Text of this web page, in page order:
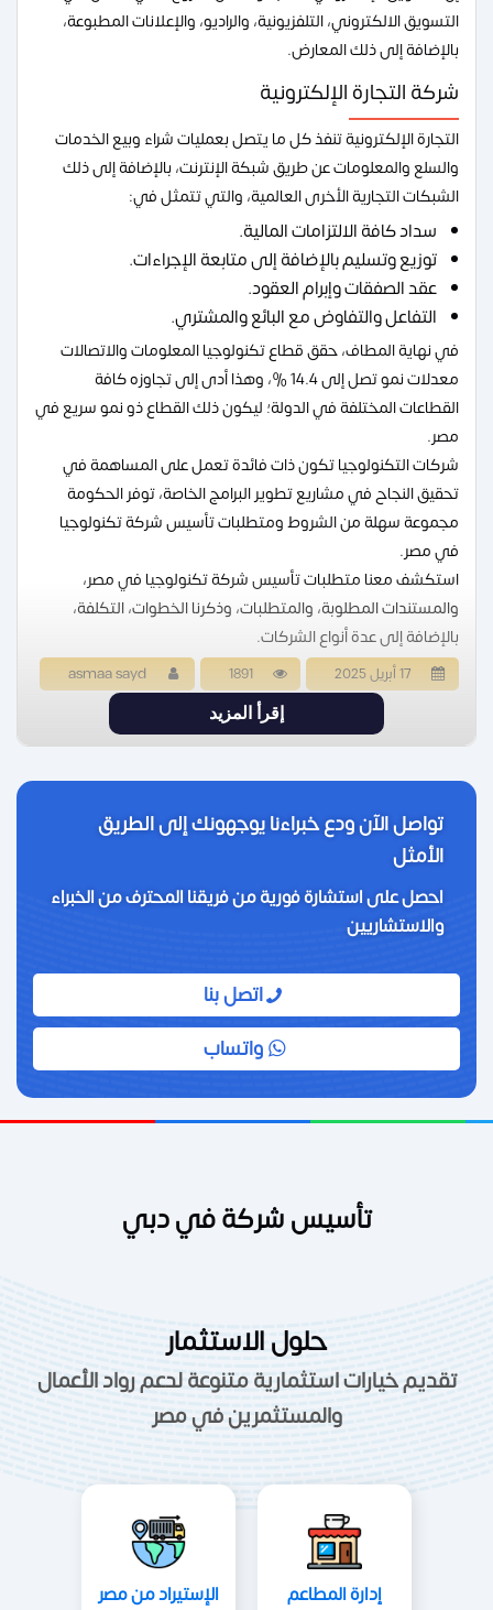
التسويق الالكتروني، التلفزيونية، والراديو، والإعلانات المطبوعة،
بالإضافة إلى ذلك المعارض.
شركة التجارة الإلكترونية
التجارة الإلكترونية تنفذ كل ما يتصل بعمليات شراء وبيع الخدمات
والسلع والمعلومات عن طريق شبكة الإنترنت، بالإضافة إلى ذلك
الشبكات التجارية الأخرى العالمية، والتي تتمثل في:
سداد كافة الالتزامات المالية.
توزيع وتسليم بالإضافة إلى متابعة الإجراءات.
عقد الصفقات وإبرام العقود.
التفاعل والتفاوض مع البائع والمشتري.
في نهاية المطاف، حقق قطاع تكنولوجيا المعلومات والاتصالات
معدلات نمو تصل إلى 14.4 %، وهذا أدى إلى تجاوزه كافة
القطاعات المختلفة في الدولة؛ ليكون ذلك القطاع ذو نمو سريع في
مصر.
شركات التكنولوجيا تكون ذات فائدة تعمل على المساهمة في
تحقيق النجاح في مشاريع تطوير البرامج الخاصة، توفر الحكومة
مجموعة سهلة من الشروط ومتطلبات تأسيس شركة تكنولوجيا
في مصر.
استكشف معنا متطلبات تأسيس شركة تكنولوجيا في مصر،
والمستندات المطلوبة، والمتطلبات، وذكرنا الخطوات، التكلفة،
بالإضافة إلى عدة أنواع الشركات.
17 أبريل 2025 1891
asmaa sayd
إقرأ المزيد
تواصل الآن ودع خبراءنا يوجهونك إلى الطريق
الأمثل
احصل على استشارة فورية من فريقنا المحترف من الخبراء
والاستشاريين
اتصل بنا
واتساب
تأسيس شركة في دبي
حلول الاستثمار
تقديم خيارات استثمارية متنوعة لدعم رواد الأعمال
والمستثمرين في مصر
إدارة المطاعم الإستيراد من مصر